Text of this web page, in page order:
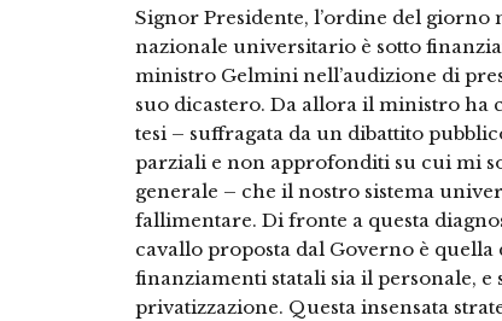
Signor Presidente, l’ordine del
nazionale universitario è sotto
ministro Gelmini nell’audizione di
suo dicastero. Da allora il ministro ha
tesi – suffragata da un dibattito
parziali e non approfonditi su cui mi
generale – che il nostro sistema
fallimentare. Di fronte a questa
cavallo proposta dal Governo è
finanziamenti statali sia il personale,
privatizzazione. Questa insensata